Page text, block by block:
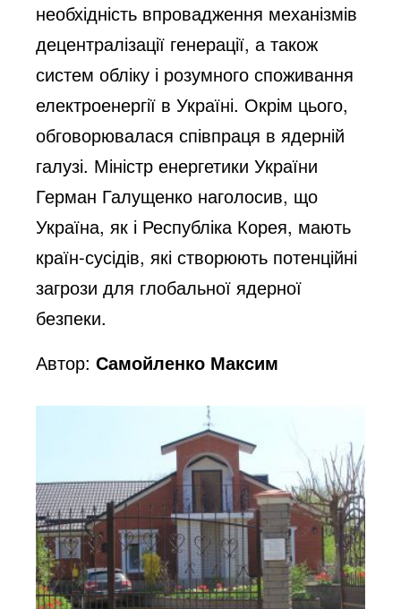
необхідність впровадження механізмів
децентралізації генерації, а також
систем обліку і розумного споживання
електроенергії в Україні. Окрім цього,
обговорювалася співпраця в ядерній
галузі. Міністр енергетики України
Герман Галущенко наголосив, що
Україна, як і Республіка Корея, мають
країн-сусідів, які створюють потенційні
загрози для глобальної ядерної
безпеки.
Автор:Самойленко Максим